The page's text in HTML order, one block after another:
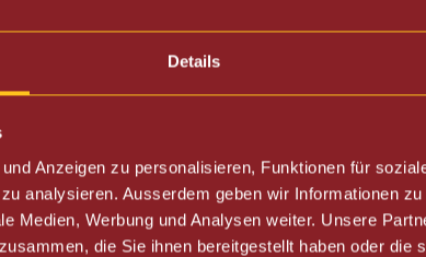
Details
Anzeigen zu personalisieren, Funktionen für
analysieren. Ausserdem geben wir Informationen
Medien, Werbung und Analysen weiter. Unsere
die Sie ihnen bereitgestellt haben oder die